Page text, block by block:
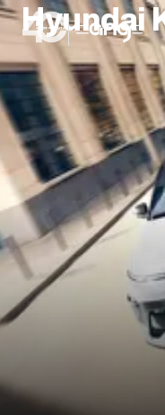
Aktion
Unternehmen
News
Hyundai